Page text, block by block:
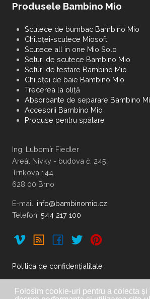
Folosim cookie-uri pentru a colecta
Produsele Bambino Mio
Scutece de bumbac Bambino Mio
Chiloței-scutece Miosoft
Scutece all in one Mio Solo
Seturi de scutece Bambino Mio
Seturi de testare Bambino Mio
Chiloței de baie Bambino Mio
Trecerea la oliță
Absorbante de separare Bambino
Accesorii Bambino Mio
Produse pentru spălare
Ing. Lubomír Fiedler
Areál Nivky - budova č. 245
Trnkova 144
628 00 Brno
E-mail:
Telefon: 544 217 100
Politica de confidențialitate